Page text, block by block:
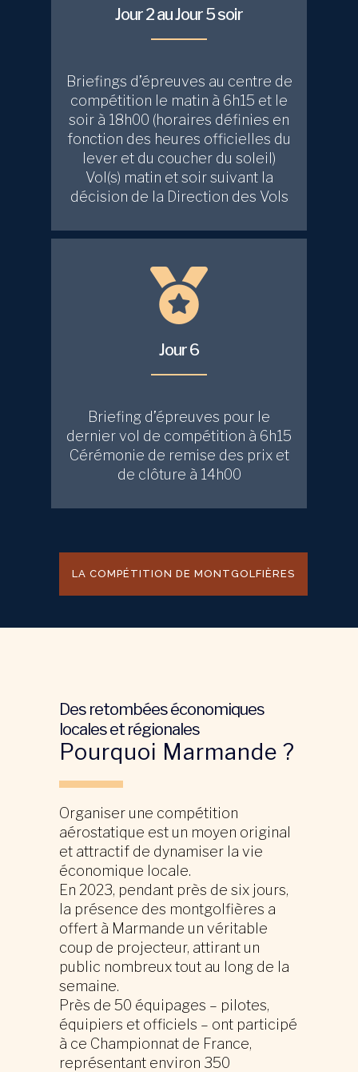
Jour 2 au Jour 5 soir
Briefings d’épreuves au centre de
compétition le matin à 6h15 et le
soir à 18h00 (horaires définies en
fonction des heures officielles du
lever et du coucher du soleil)
Vol(s) matin et soir suivant la
décision de la Direction des Vols
Jour 6
Briefing d’épreuves pour le
dernier vol de compétition à 6h15
Cérémonie de remise des prix et
de clôture à 14h00
LA COMPÉTITION DE MONTGOLFIÈRES
Des retombées économiques
locales et régionales
Pourquoi Marmande ?
Organiser une compétition
aérostatique est un moyen original
et attractif de dynamiser la vie
économique locale.
En 2023, pendant près de six jours,
la présence des montgolfières a
offert à Marmande un véritable
coup de projecteur, attirant un
public nombreux tout au long de la
semaine.
Près de 50 équipages – pilotes,
équipiers et officiels – ont participé
à ce Championnat de France,
représentant environ 350